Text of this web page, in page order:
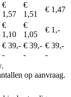
€
1,57
€
1,51
€ 1,47
€
1,10
€
1,05
€ 1,-
€ 39,-
-
€ 39,-
-
€ 39,-
-
op aanvraag.